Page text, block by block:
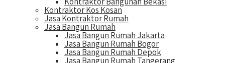
Kontraktor Kos Kosan
Jasa Kontraktor Rumah
Jasa Bangun Rumah
Jasa Bangun Rumah Jakarta
Jasa Bangun Rumah Bogor
Jasa Bangun Rumah Depok
Jasa Bangun Rumah Tangerang